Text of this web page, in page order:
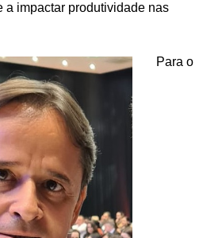
a impactar produtividade nas
Para o